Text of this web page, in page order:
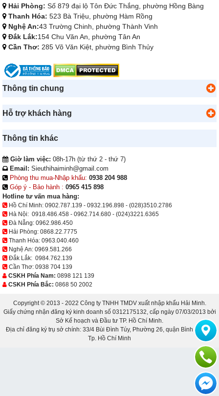
Hải Phòng: Số 879 đại lộ Tôn Đức Thắng, phường Hồng Bàng
Thanh Hóa: 523 Bà Triệu, phường Hàm Rồng
Nghệ An:43 Trường Chinh, phường Thành Vinh
Đắk Lắk:154 Chu Văn An, phường Tân An
Cần Thơ: 285 Võ Văn Kiệt, phường Bình Thủy
Thông tin chung
Hỗ trợ khách hàng
Thông tin khác
Giờ làm việc: 08h-17h (từ thứ 2 - thứ 7)
Email: Sieuthihaiminh@gmail.com
Phòng thu mua-Nhập khẩu: 0938 204 988
Góp ý - Bảo hành : 0965 415 898
Hotline tư vấn mua hàng:
Hồ Chí Minh: 0902.787.139 - 0932.196.898 - (028)3510.2786
Hà Nội: 0918.486.458 - 0962.714.680 - (024)3221.6365
Đà Nẵng: 0962.986.450
Hải Phòng: 0868.22.7775
Thanh Hóa: 0963.040.460
Nghệ An: 0969.581.266
Đắk Lắk: 0984.762.139
Cần Thơ: 0938 704 139
CSKH Phía Nam: 0898 121 139
CSKH Phía Bắc: 0868 50 2002
Copyright © 2013 - 2022 Công ty TNHH TMDV xuất nhập khẩu Hải Minh.
Giấy chứng nhận đăng ký kinh doanh số 0312175132, cấp ngày 07/03/2013 bởi
Sở Kế hoạch và Đầu tư TP. Hồ Chí Minh.
Địa chỉ đăng ký trụ sở chính: 33/4 Bùi Đình Túy, Phường 26, quận Bình Thạnh,
Tp. Hồ Chí Minh